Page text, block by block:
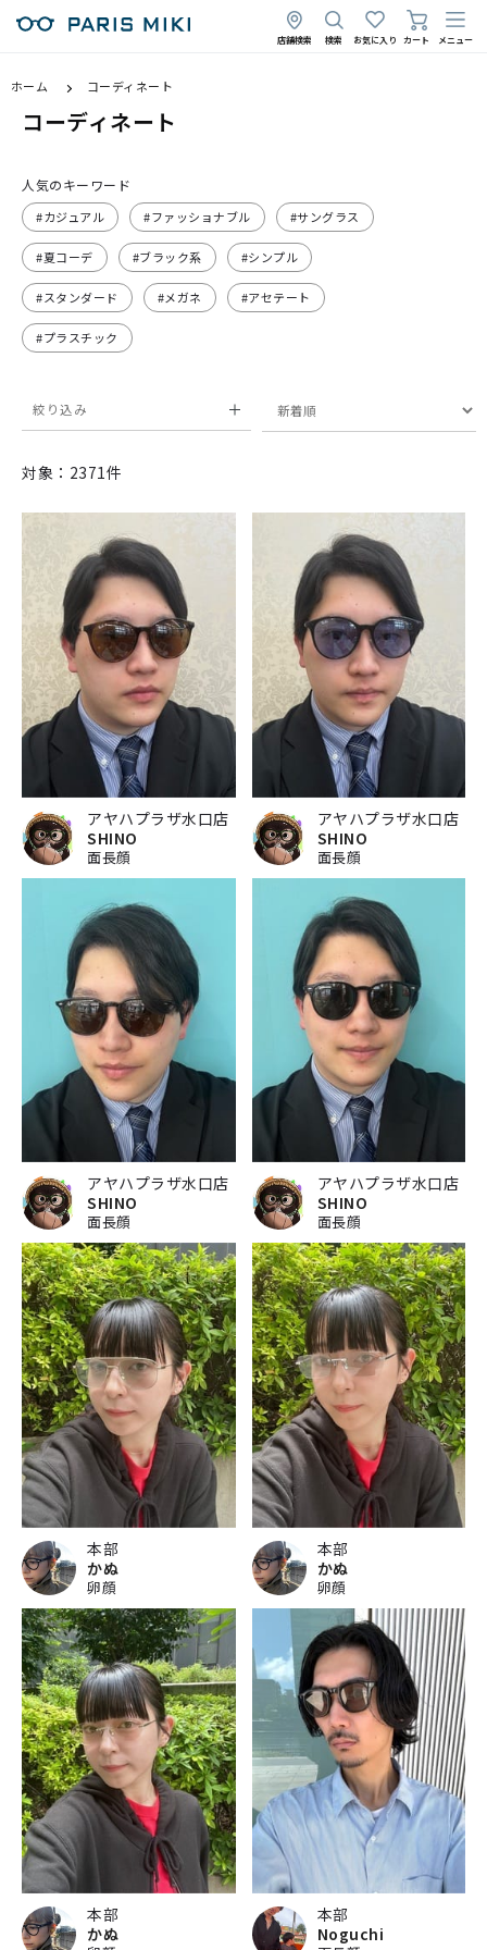
店舗検索 検索 お気に入り カート メニュー
ホーム コーディネート
コーディネート
人気のキーワード
#カジュアル #ファッショナブル #サングラス
#夏コーデ #ブラック系 #シンプル
#スタンダード #メガネ #アセテート
#プラスチック
絞り込み
対象：2371件
アヤハプラザ水口店
SHINO
面長顔
アヤハプラザ水口店
SHINO
面長顔
アヤハプラザ水口店
SHINO
面長顔
アヤハプラザ水口店
SHINO
面長顔
本部
かぬ
卵顔
本部
かぬ
卵顔
本部
かぬ
本部
Noguchi